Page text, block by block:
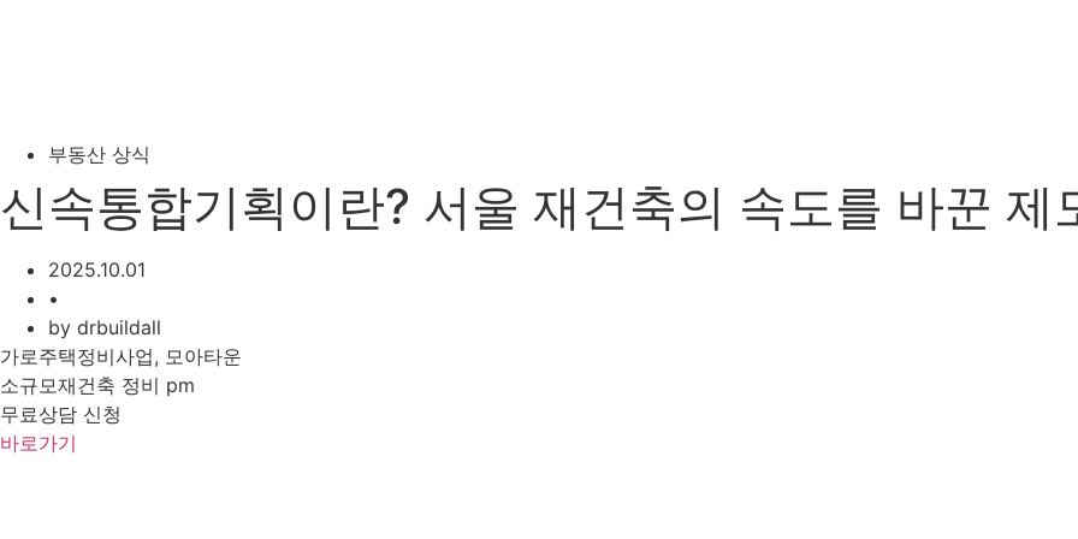
부동산 상식
신속통합기획이란? 서울 재건축의 속도를 바꾼 제
2025.10.01
•
by drbuildall
가로주택정비사업, 모아타운
소규모재건축 정비 pm
무료상담 신청
바로가기